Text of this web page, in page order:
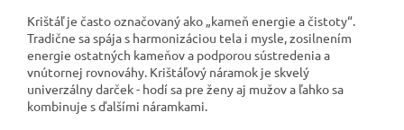
Krištáľ je často označovaný ako „kameň energie a čistoty“.
Tradične sa spája s harmonizáciou tela i mysle, zosilnením
energie ostatných kameňov a podporou sústredenia a
vnútornej rovnováhy. Krištáľový náramok je skvelý
univerzálny darček - hodí sa pre ženy aj mužov a ľahko sa
kombinuje s ďalšími náramkami.